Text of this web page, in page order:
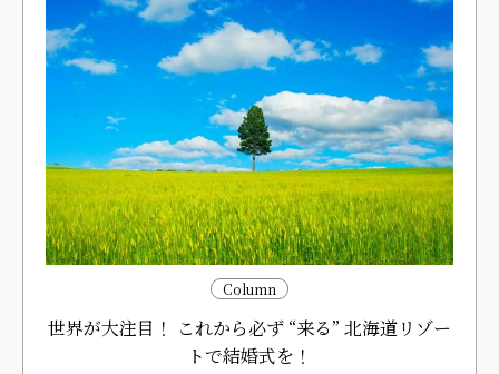
Column
世界が大注目！ これから必ず “来る” 北海道リゾー
トで結婚式を！